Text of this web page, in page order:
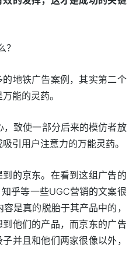
？
地铁广告案例，其实第二个
能的灵药。
致使一部分后来的模仿者放
引用户注意力的万能灵药。
的京东。在看到这组广告的
乎等一些UGC营销的文案很
是真的脱胎于其产品中的，
他们的产品，而京东的广告
并且和他们两家很像以外，